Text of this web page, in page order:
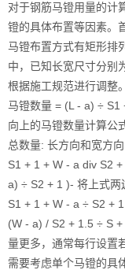
对于钢筋马镫用量的计
镫的具体布置等因素。
马镫布置方式有矩形排
中，已知长宽尺寸分别
根据施工规范进行调整
马镫数量 = (L - a) ÷ S1
向上的马镫数量计算公
总数量: 长方向和宽方
S1 + 1 + W - a div S2
a) ÷ S2 + 1 )- 将上式两
S1 + 1 + W - a ÷ S2 +
(W - a) / S2 + 1.5 ÷ S
量更多，通常每行设置
需要考虑单个马镫的具